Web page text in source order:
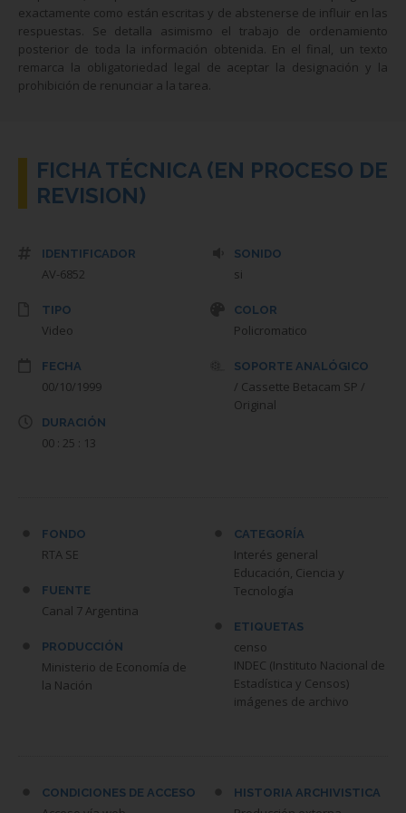
exactamente como están escritas y de abstenerse de influir en las
respuestas. Se detalla asimismo el trabajo de ordenamiento
posterior de toda la información obtenida. En el final, un texto
remarca la obligatoriedad legal de aceptar la designación y la
prohibición de renunciar a la tarea.
FICHA TÉCNICA (EN PROCESO DE
REVISION)
IDENTIFICADOR
AV-6852
TIPO
Video
FECHA
00/10/1999
DURACIÓN
00 : 25 : 13
SONIDO
si
COLOR
Policromatico
SOPORTE ANALÓGICO
/ Cassette Betacam SP /
Original
FONDO
RTA SE
FUENTE
Canal 7 Argentina
PRODUCCIÓN
Ministerio de Economía de
la Nación
CATEGORÍA
Interés general
Educación, Ciencia y
Tecnología
ETIQUETAS
censo
INDEC (Instituto Nacional de
Estadística y Censos)
imágenes de archivo
CONDICIONES DE ACCESO HISTORIA ARCHIVISTICA